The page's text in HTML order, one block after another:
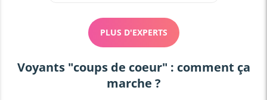
PLUS D'EXPERTS
Voyants "coups de coeur" : comment ça
marche ?